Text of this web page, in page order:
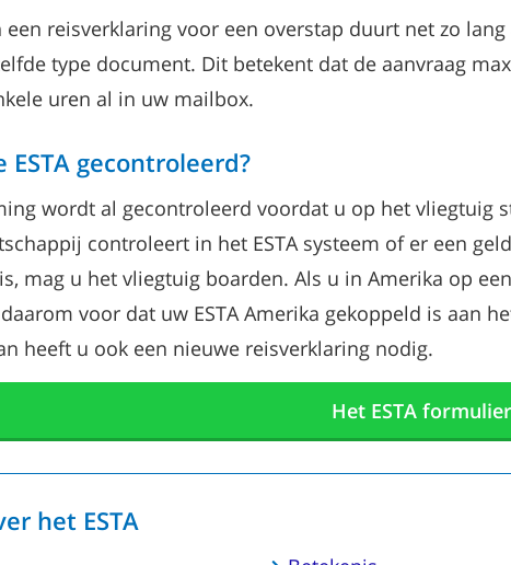
een reisverklaring voor een overstap duurt net zo
type document. Dit betekent dat de aanvraag
uren al in uw mailbox.
gecontroleerd?
wordt al gecontroleerd voordat u op het vliegtuig
controleert in het ESTA systeem of er een
mag u het vliegtuig boarden. Als u in Amerika op
voor dat uw ESTA Amerika gekoppeld is aan
heeft u ook een nieuwe reisverklaring nodig.
Het ESTA
het ESTA